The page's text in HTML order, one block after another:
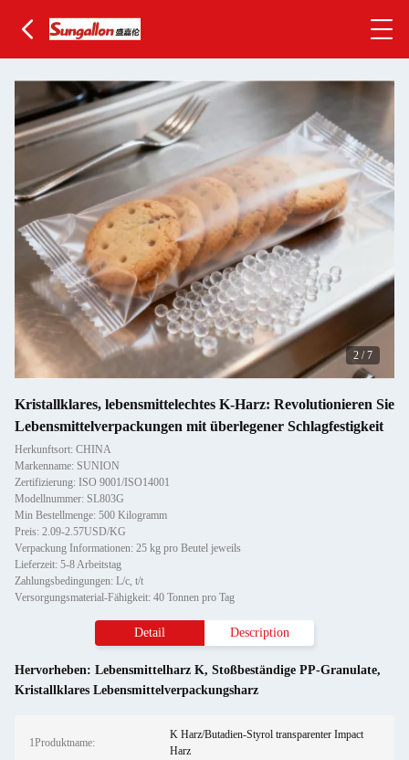
2 /7
Kristallklares, lebensmittelechtes K-Harz: Revolutionieren Sie
Lebensmittelverpackungen mit überlegener Schlagfestigkeit
Herkunftsort: CHINA
Markenname: SUNION
Zertifizierung: ISO 9001/ISO14001
Modellnummer: SL803G
Min Bestellmenge: 500 Kilogramm
Preis: 2.09-2.57USD/KG
Verpackung Informationen: 25 kg pro Beutel jeweils
Lieferzeit: 5-8 Arbeitstag
Zahlungsbedingungen: L/c, t/t
Versorgungsmaterial-Fähigkeit: 40 Tonnen pro Tag
Detail Description
Hervorheben: Lebensmittelharz K, Stoßbeständige PP-Granulate,
Kristallklares Lebensmittelverpackungsharz
1Produktname:
K Harz/Butadien-Styrol transparenter Impact
Harz